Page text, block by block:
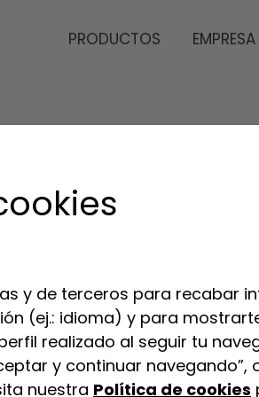
y de terceros para recabar
(ej.: idioma) y para
realizado al seguir tu
y continuar
nuestra Política de cookies
PRODUCTOS EMPRESA